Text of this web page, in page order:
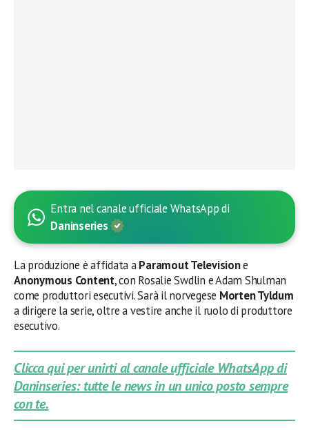
Entra nel canale ufficiale WhatsApp di
Daninseries
La produzione è affidata aParamout Televisione
Anonymous Content, con Rosalie Swdlin e Adam Shulman
come produttori esecutivi. Sarà il norvegese Morten Tyldum
a dirigere la serie, oltre a vestire anche il ruolo di produttore
esecutivo.
Clicca qui per unirti al canale ufficiale WhatsApp di
Daninseries: tutte le news in un unico posto sempre
con te.